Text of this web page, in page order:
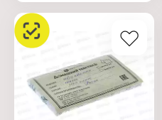
Материал: бязь
Состав ткани: 100%
хлопок
Плотность ткани: 120 г/
Упаковка: ПВХ пакет с
вкладышем